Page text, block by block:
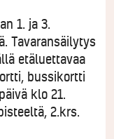
1. ja 3.
Tavaransäilytys
etäluettavaa
bussikortti
klo 21.
2.krs.